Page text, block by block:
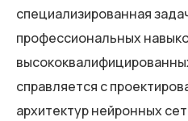
специализированная
профессиональных
справляется с
архитектур нейронных